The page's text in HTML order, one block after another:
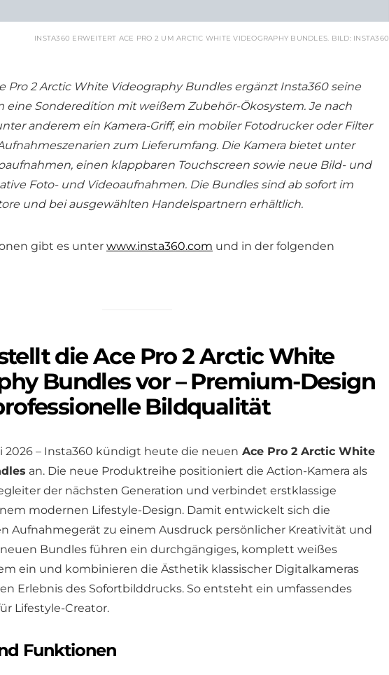
INSTA360 ERWEITERT ACE PRO 2 UM ARCTIC WHITE VIDEOGRAPHY BUNDLES. BILD: INSTA360
Pro 2 Arctic White Videography Bundles ergänzt Insta360 seine
eine Sonderedition mit weißem Zubehör-Ökosystem. Je nach
anderem ein Kamera-Griff, ein mobiler Fotodrucker oder Filter
zum Lieferumfang. Die Kamera bietet unter
einen klappbaren Touchscreen sowie neue Bild- und
Foto- und Videoaufnahmen. Die Bundles sind ab sofort im
und bei ausgewählten Handelspartnern erhältlich.
gibt es unter www.insta360.com und in der folgenden
die Ace Pro 2 Arctic White
Bundles vor – Premium-Design
Bildqualität
2026 – Insta360 kündigt heute die neuen Ace Pro 2 Arctic White
an. Die neue Produktreihe positioniert die Action-Kamera als
der nächsten Generation und verbindet erstklassige
modernen Lifestyle-Design. Damit entwickelt sich die
Aufnahmegerät zu einem Ausdruck persönlicher Kreativität und
Bundles führen ein durchgängiges, komplett weißes
ein und kombinieren die Ästhetik klassischer Digitalkameras
Erlebnis des Sofortbilddrucks. So entsteht ein umfassendes
Lifestyle-Creator.
Funktionen